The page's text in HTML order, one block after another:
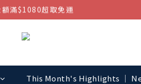
額滿$1080超取免運
滿$1080超取免運
帳號，獲得50元現金券
This Month's Highlights │